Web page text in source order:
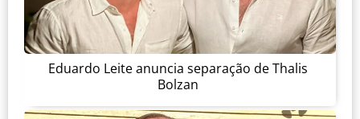
Eduardo Leite anuncia separação de Thalis
Bolzan